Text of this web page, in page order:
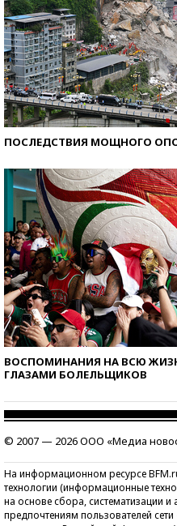
ПОСЛЕДСТВИЯ МОЩНОГО
ВОСПОМИНАНИЯ НА ВСЮ
ГЛАЗАМИ БОЛЕЛЬЩИКОВ
© 2007 — 2026 ООО «Медиа
На информационном ресурсе
технологии (информационные
на основе сбора, систематизации
предпочтениям пользователей